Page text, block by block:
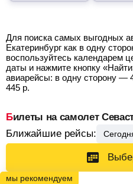
Для поиска самых выгодных
Екатеринбург как в одну
воспользуйтесь календарем
даты и нажмите кнопку
авиарейсы: в одну сторону —
445 р.
Билеты на самолет
Ближайшие рейсы: